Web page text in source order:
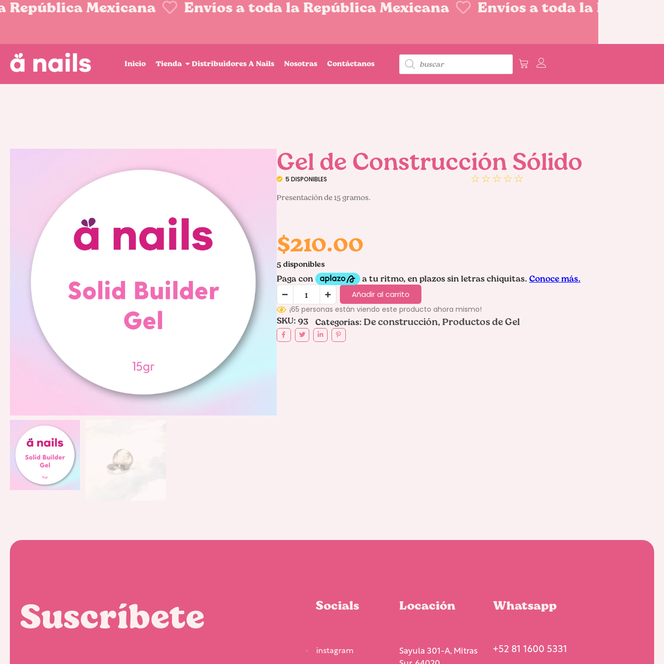
Mexicana Envíos a toda la República Mexicana Envíos a toda la
Inicio Tienda Distribuidores A Nails Nosotras Contáctanos
Gel de Construcción Sólido
5 DISPONIBLES ☆ ☆ ☆ ☆ ☆
Presentación de 15 gramos.
$210.00
5 disponibles
Añadir al carrito
¡65 personas están viendo este producto ahora mismo!
SKU: 93 Categorías: De construcción, Productos de Gel
Suscríbete Socials
instagram
Locación
Sayula 301-A, Mitras
Whatsapp
+52 81 1600 5331